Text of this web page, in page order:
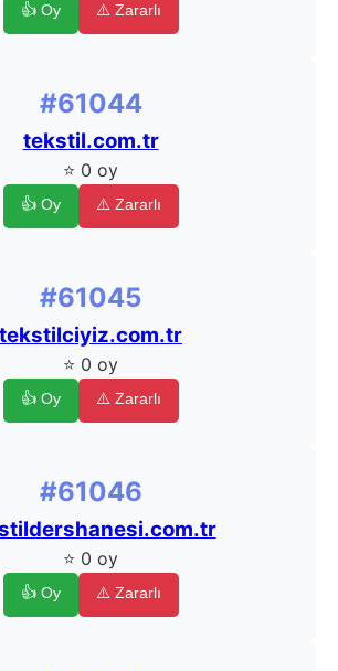
👍 Oy ⚠️ Zararlı
#61044
tekstil.com.tr
⭐ 0 oy
👍 Oy ⚠️ Zararlı
#61045
tekstilciyiz.com.tr
⭐ 0 oy
👍 Oy ⚠️ Zararlı
#61046
⭐ 0 oy
👍 Oy ⚠️ Zararlı